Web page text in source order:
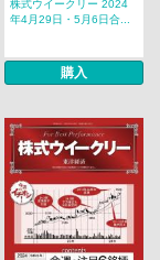
株式ウイークリー 2024
年4月29日・5月6日合...
購入